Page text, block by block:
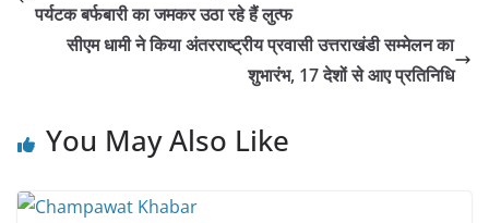
पर्यटक बर्फबारी का जमकर उठा रहे हैं लुत्फ
सीएम धामी ने किया अंतरराष्ट्रीय प्रवासी उत्तराखंडी सम्मेलन का
शुभारंभ, 17 देशों से आए प्रतिनिधि
You May Also Like